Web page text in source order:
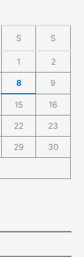
S S
1 2
8 9
15 16
22 23
29 30